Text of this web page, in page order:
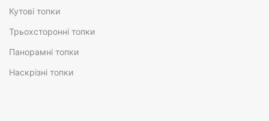
Кутові топки
Трьохсторонні топки
Панорамні топки
Наскрізні топки